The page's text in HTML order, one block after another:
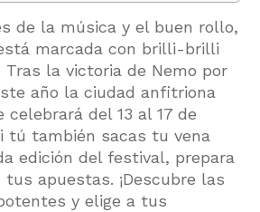
de la música y el buen rollo,
marcada con brilli-brilli
Tras la victoria de Nemo por
año la ciudad anfitriona
celebrará del 13 al 17 de
tú también sacas tu vena
edición del festival, prepara
apuestas. ¡Descubre las
y elige a tus